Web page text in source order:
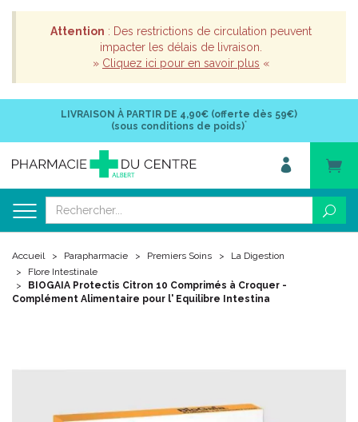
Attention : Des restrictions de circulation peuvent
impacter les délais de livraison.
» Cliquez ici pour en savoir plus «
LIVRAISON À PARTIR DE 4,90€ (offerte dès 59€)
(sous conditions de poids)*
Accueil Parapharmacie Premiers Soins
La Digestion
Flore Intestinale
BIOGAIA Protectis Citron 10 Comprimés à Croquer -
Complément Alimentaire pour l' Equilibre Intestina